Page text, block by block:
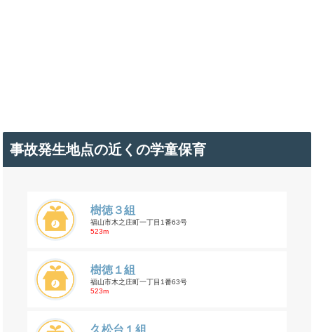
事故発生地点の近くの学童保育
樹徳３組
福山市木之庄町一丁目1番63号
523m
樹徳１組
福山市木之庄町一丁目1番63号
523m
久松台１組